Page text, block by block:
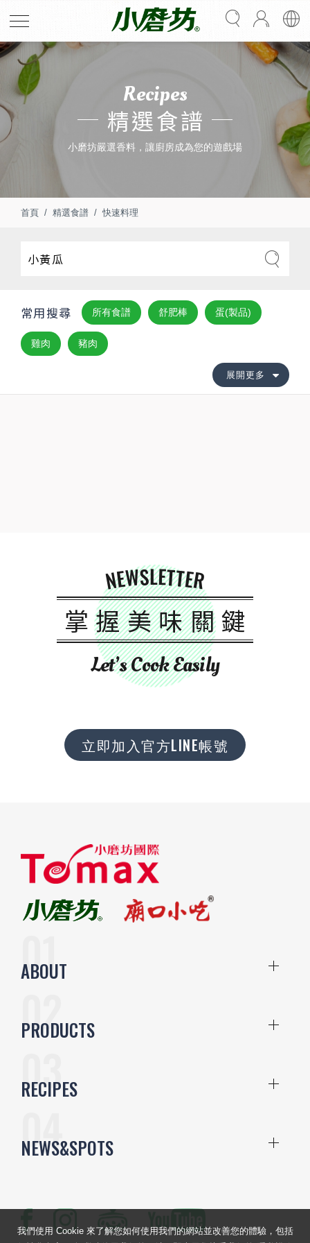
Recipes
精選食譜
小磨坊嚴選香料，讓廚房成為您的遊戲場
首頁 精選食譜 快速料理
常用搜尋 所有食譜 舒肥棒 蛋(製品)
雞肉 豬肉
展開更多
NEWSLETTER
掌握美味關鍵
Let’s Cook Easily
立即加入官方LINE帳號
ABOUT
PRODUCTS
RECIPES
NEWS&SPOTS
我們使用 Cookie 來了解您如何使用我們的網站並改善您的體驗，包括